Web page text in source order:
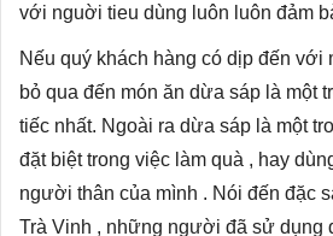
với nguời tieu dùng luôn luôn đảm
Nếu quý khách hàng có dịp đến với
bỏ qua đến món ăn dừa sáp là một
tiếc nhất. Ngoài ra dừa sáp là một
đặt biệt trong việc làm quà , hay
người thân của mình . Nói đến đặc
Trà Vinh , những người đã sử dụng